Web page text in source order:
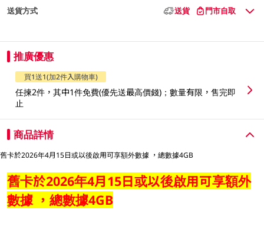
送貨方式 送貨 門市自取
推廣優惠
買1送1(加2件入購物車)
任揀2件，其中1件免費(優先送最高價錢)；數量有限，售完即
止
商品詳情
舊卡於2026年4月15日或以後啟用可享額外數據 ，總數據4GB
舊卡於2026年4月15日或以後啟用可享額外
數據 ，總數據4GB